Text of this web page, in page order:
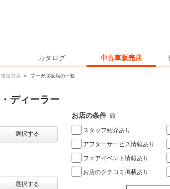
カタログ 中古車販売店
車販売店 > フーガ取扱店の一覧
ディーラー
選択する
選択する
お店の条件
スタッフ紹介あり
アフターサービス情報あり
フェアイベント情報あり
お店のクチコミ掲載あり